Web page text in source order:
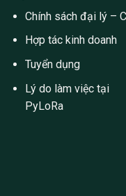
Chính sách đại lý –
Hợp tác kinh doanh
Tuyển dụng
Lý do làm việc tại
PyLoRa